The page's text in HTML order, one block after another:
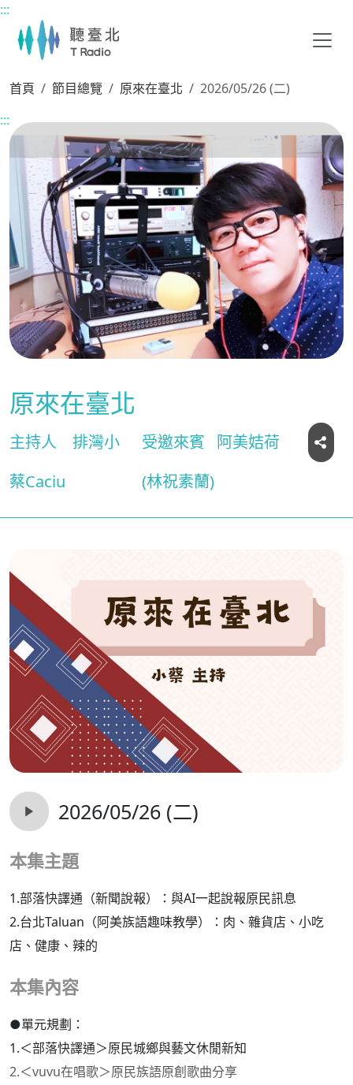
主要內容區塊
:::
首頁 節目總覽 原來在臺北
2026/05/26 (二)
:::
原來在臺北
主持人
排灣小
蔡Caciu
受邀來賓
阿美姞荷
(林祝素蘭)
2026/05/26 (二)
本集主題
1.部落快譯通（新聞說報）：與AI一起說報原民訊息
2.台北Taluan（阿美族語趣味教學）：肉、雜貨店、小吃
店、健康、辣的
本集內容
●單元規劃：
1.＜部落快譯通＞原民城鄉與藝文休閒新知
2.＜vuvu在唱歌＞原民族語原創歌曲分享